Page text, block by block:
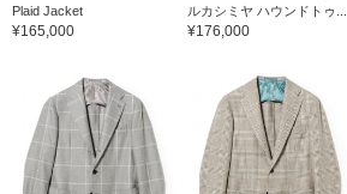
Plaid Jacket
¥165,000
ルカシミヤ ハウンドトゥ...
¥176,000